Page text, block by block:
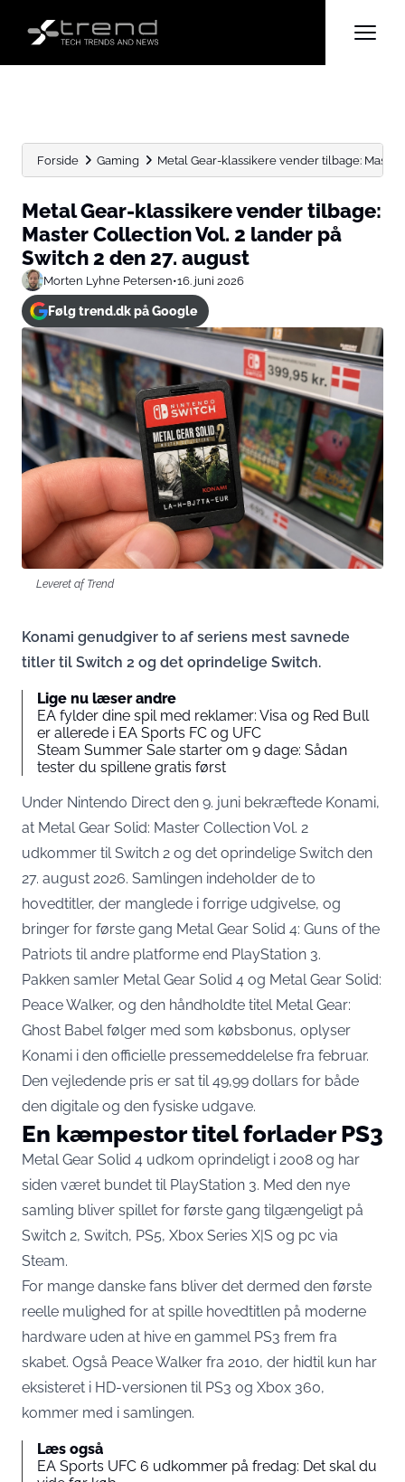
Forside Gaming Metal Gear-klassikere vender tilbage: Master
Metal Gear-klassikere vender tilbage:
Master Collection Vol. 2 lander på
Switch 2 den 27. august
Morten Lyhne Petersen•16. juni 2026
Følg trend.dk på Google
Leveret af Trend
Konami genudgiver to af seriens mest savnede
titler til Switch 2 og det oprindelige Switch.
Lige nu læser andre
EA fylder dine spil med reklamer: Visa og Red Bull
er allerede i EA Sports FC og UFC
Steam Summer Sale starter om 9 dage: Sådan
tester du spillene gratis først
Under Nintendo Direct den 9. juni bekræftede Konami,
at Metal Gear Solid: Master Collection Vol. 2
udkommer til Switch 2 og det oprindelige Switch den
27. august 2026. Samlingen indeholder de to
hovedtitler, der manglede i forrige udgivelse, og
bringer for første gang Metal Gear Solid 4: Guns of the
Patriots til andre platforme end PlayStation 3.
Pakken samler Metal Gear Solid 4 og Metal Gear Solid:
Peace Walker, og den håndholdte titel Metal Gear:
Ghost Babel følger med som købsbonus, oplyser
Konami i den officielle pressemeddelelse fra februar.
Den vejledende pris er sat til 49,99 dollars for både
den digitale og den fysiske udgave.
En kæmpestor titel forlader PS3
Metal Gear Solid 4 udkom oprindeligt i 2008 og har
siden været bundet til PlayStation 3. Med den nye
samling bliver spillet for første gang tilgængeligt på
Switch 2, Switch, PS5, Xbox Series X|S og pc via
Steam.
For mange danske fans bliver det dermed den første
reelle mulighed for at spille hovedtitlen på moderne
hardware uden at hive en gammel PS3 frem fra
skabet. Også Peace Walker fra 2010, der hidtil kun har
eksisteret i HD-versionen til PS3 og Xbox 360,
kommer med i samlingen.
Læs også
EA Sports UFC 6 udkommer på fredag: Det skal du